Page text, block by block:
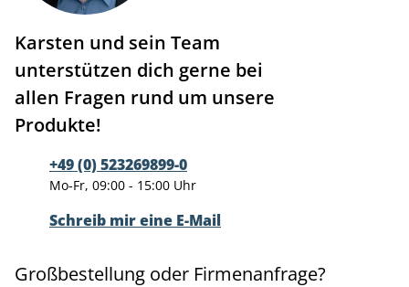
Karsten und sein Team
unterstützen dich gerne bei
allen Fragen rund um unsere
Produkte!
+49 (0) 523269899-0
Mo-Fr, 09:00 - 15:00 Uhr
Schreib mir eine E-Mail
Großbestellung oder Firmenanfrage?